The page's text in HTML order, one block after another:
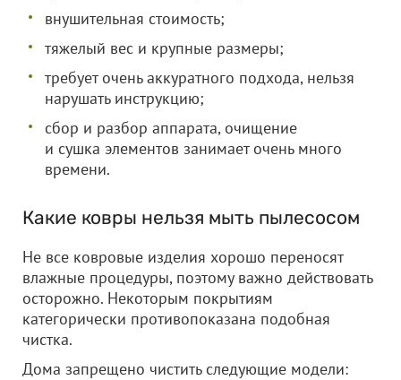
внушительная стоимость;
тяжелый вес и крупные размеры;
требует очень аккуратного подхода, нельзя
нарушать инструкцию;
сбор и разбор аппарата, очищение
и сушка элементов занимает очень много
времени.
Какие ковры нельзя мыть пылесосом
Не все ковровые изделия хорошо переносят
влажные процедуры, поэтому важно действовать
осторожно. Некоторым покрытиям
категорически противопоказана подобная
чистка.
Дома запрещено чистить следующие модели: